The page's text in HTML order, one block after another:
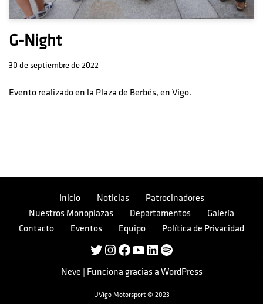
G-Night
30 de septiembre de 2022
Evento realizado en la Plaza de Berbés, en Vigo.
Inicio Noticias
Patrocinadores
Nuestros Monoplazas
Departamentos
Galería
Contacto
Eventos Equipo Política de Privacidad
Neve | Funciona gracias a WordPress
UVigo Motorsport © 2023